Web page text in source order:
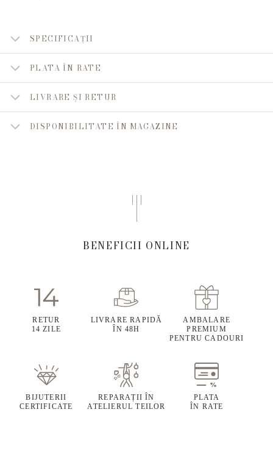
SPECIFICAȚII
PLATA ÎN RATE
LIVRARE ȘI RETUR
DISPONIBILITATE ÎN MAGAZINE
BENEFICII ONLINE
RETUR
14 ZILE
LIVRARE RAPIDĂ
ÎN 48H
AMBALARE
PREMIUM
PENTRU CADOURI
BIJUTERII
CERTIFICATE
REPARAȚII ÎN
ATELIERUL TEILOR
PLATA
ÎN RATE